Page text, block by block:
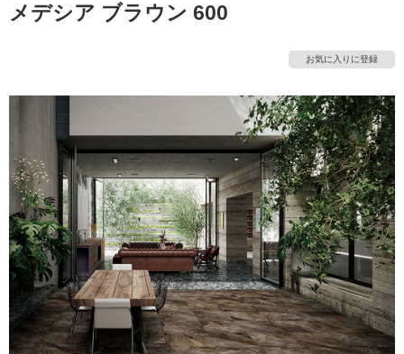
キッチン
トイレ
扉
エクステリア（外構）
ウッドデッキ フローリング・床材
収納 インテリア・家具
照明 ペット用品
内装用建材 パネル・壁材
ロートアイアン 天然石・石材
施工事例 法人案件納入事例
インタビュー
ショールーム
ショールーム
仙台ショールーム
名古屋ショールーム 京都ショールーム
福岡 ショールーム 札幌スマートショールー
ム
横浜スマートショールー
ム
ウェルビーみのおHDC
BOX
サポート
ご利用ガイド 初めての方へ
よくある質問 お問い合わせ
修理お問い合わせ クレーム公開
説明書・図面検索 水まわり3年保証
お役立ち情報 住まいのスタイリング
アイデア
その他サービス
ミラタップと創る家
ASOLIE
工事会社紹介Coziコンシ
ェルジュ
自分らしい家づくり
SUVACO
最高のリノベ会社がみつ
かるリノベりす
メデシア ブラウン 600
お気に入りに登録
タ
イ